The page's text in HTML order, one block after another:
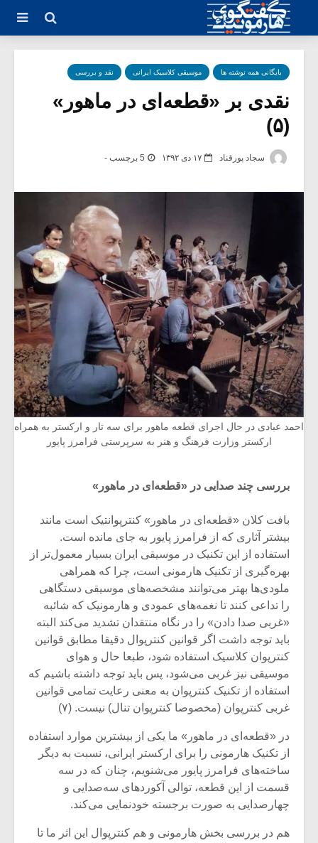
بایگانی همه نوشته ها موسیقی کلاسیک ایرانی نقد و بررسی
نقدی بر «قطعه‌ای در ماهور»
(۵)
سجاد پورقناد ۱۷ دی ۱۳۹۲ 5 برچسب -
احمد عبادی در حال اجرای قطعه ماهور برای سه تار و ارکستر به همراه
ارکستر وزارت فرهنگ و هنر به سرپرستی فرامرز پایور
بررسی چند صدایی در «قطعه‌ای در ماهور»
بافت کلان «قطعه‌ای در ماهور» کنترپوانتیک است مانند
بیشتر آثاری که از فرامرز پایور به جای مانده است.
استفاده از این تکنیک در موسیقی ایران بسیار معمول‌تر از
بهره‌گیری از تکنیک هارمونی است، چرا که همراهی
ملودی‌ها بهتر می‌توانند مشخصه‌های موسیقی دستگاهی
را تداعی کنند تا نغمه‌های عمودی و هارمونیک که شائبه
«غربی صدا دادن» را در نگاه منتقدان تشدید می‌کند البته
باید توجه داشت اگر قوانین کنترپوال دقیقا مطابق قوانین
کنترپوان کلاسیک استفاده شود، طبعا حال و هوای
موسیقی نیز غربی می‌شود، پس باید توجه داشته باشیم که
استفاده از تکنیک کنترپوان به معنی رعایت تمامی قوانین
غربی کنترپوان (مخصوصا کنترپوان تنال) نیست. (۷)
در «قطعه‌ای در ماهور» ما یکی از بیشترین موارد استفاده
از تکنیک هارمونی را برای ارکستر ایرانی، نسبت به دیگر
ساخته‌های فرامرز پایور می‌شنویم، چنان که در سه
قسمت از این قطعه، توالی آکوردهای سه‌صدایی و
چهارصدایی به صورت برجسته خود‌نمایی می‌کند.
هم در بررسی بخش هارمونی و هم کنترپوال این اثر ما تا